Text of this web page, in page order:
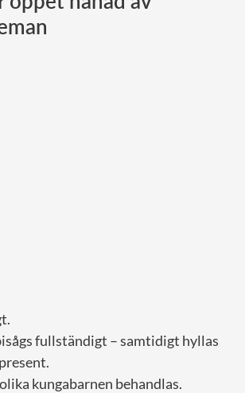
Norska kungahuset
fullständigt – samtidigt hyllas
kungabarnen behandlas.